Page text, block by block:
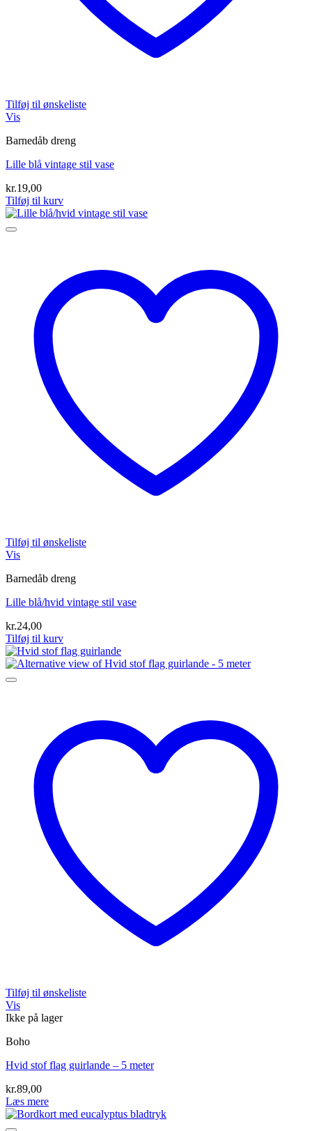
Tilføj til ønskeliste
Vis
Barnedåb dreng
Lille blå vintage stil vase
kr.19,00
Tilføj til kurv
Tilføj til ønskeliste
Vis
Barnedåb dreng
Lille blå/hvid vintage stil vase
kr.24,00
Tilføj til kurv
Tilføj til ønskeliste
Vis
Ikke på lager
Boho
Hvid stof flag guirlande – 5 meter
kr.89,00
Læs mere